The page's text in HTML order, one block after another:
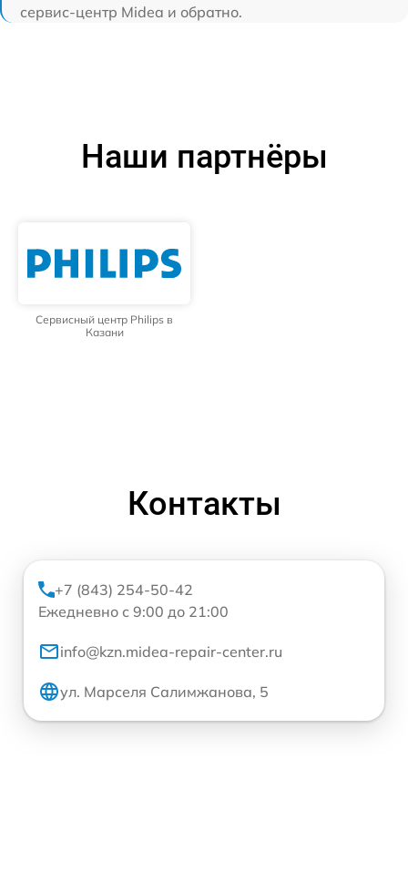
сервис-центр Midea и обратно.
Наши партнёры
Сервисный центр Philips в
Казани
Контакты
+7 (843) 254-50-42
Ежедневно с 9:00 до 21:00
info@kzn.midea-repair-center.ru
ул. Марселя Салимжанова, 5